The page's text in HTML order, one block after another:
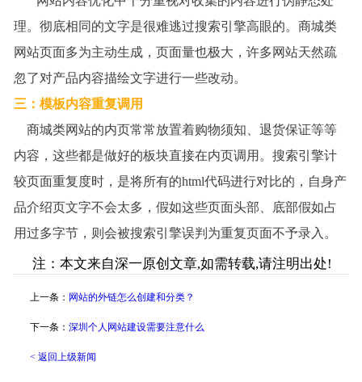
理。彻底相同的文字是很难逃过搜索引擎高眼的。商城类
网站页面多为主动生成，页面量也极大，许多网站天然疏
忽了对产品内容描绘文字进行一些改动。
三 ： 模板内容重复调用
商城类网站的内页常常放置着购物须知、退货保证等等
内容，这些都是做好的板块直接在内页调用。搜索引擎计
较页面重复度时，是将所有的html代码进行对比的，自身产
品介绍页文字不会太多，假如这些页面头部、底部假如占
用过多字节，则会被搜索引擎误判为重复页面不予录入。
注：本文来自深一原创文章,如需转载,请注明出处!
上一条： 网站的外链怎么创建和分类？
下一条： 深圳个人网站建设需要注意什么
< 返回上级新闻